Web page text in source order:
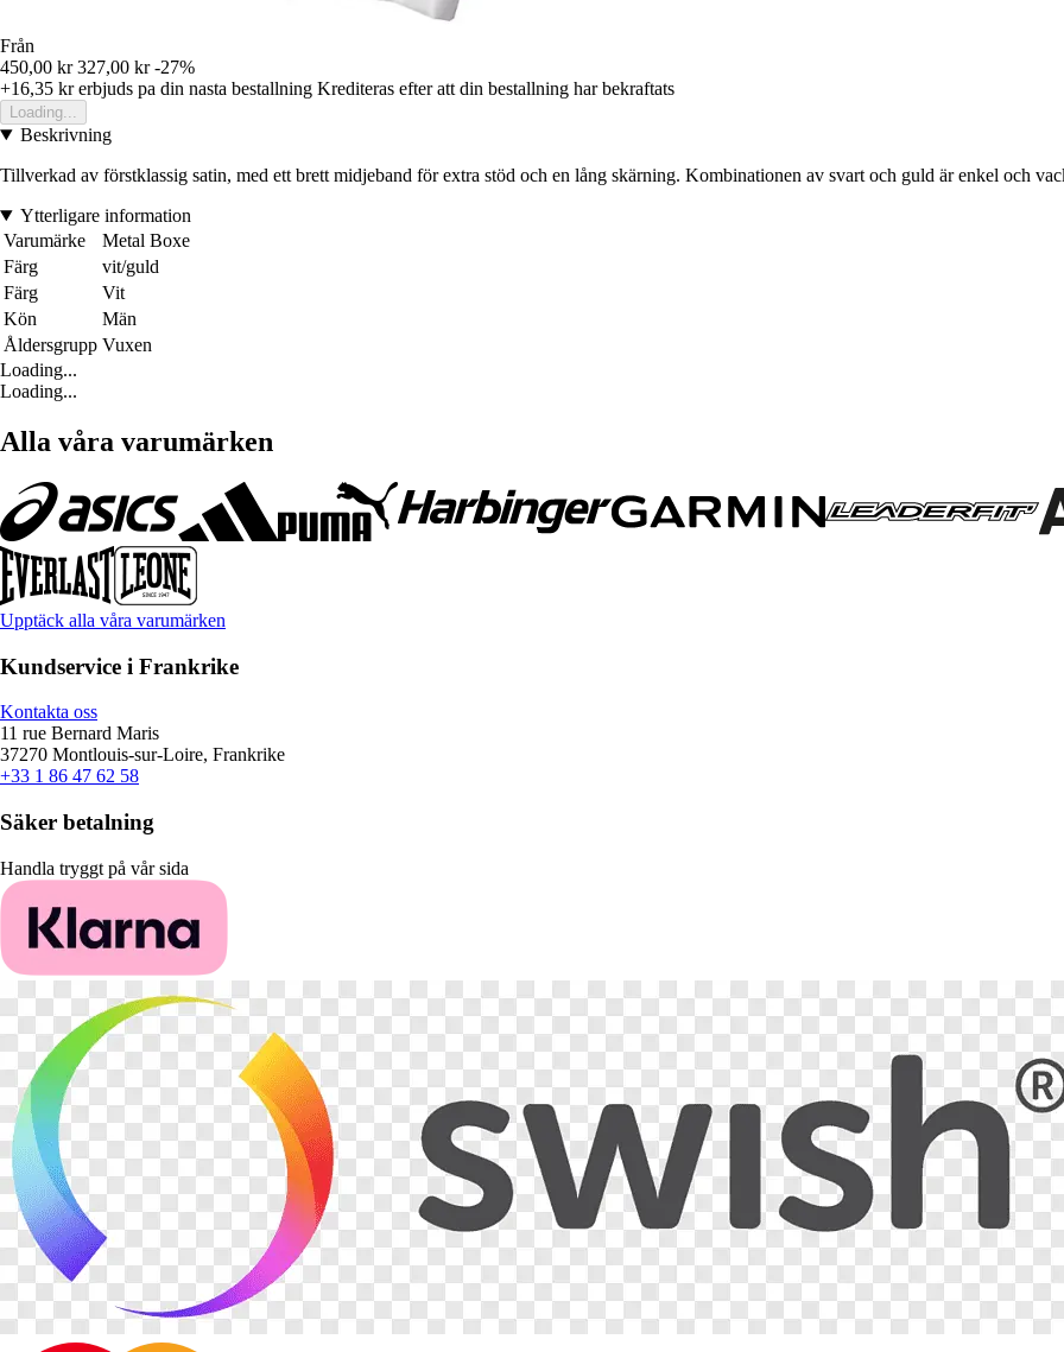
Från
450,00 kr 327,00 kr -27%
+16,35 krerbjuds pa din nasta bestallning Krediteras efter att din bestallning har bekraftats
Loading...
Beskrivning
Tillverkad av förstklassig satin, med ett brett midjeband för extra stöd och en lång skärning. Kombinationen av svart och guld är enkel och
Ytterligare information
Varumärke
Metal Boxe
Färg
vit/guld
Färg
Vit
Kön
Män
Åldersgrupp Vuxen
Loading...
Loading...
Alla våra varumärken
Upptäck alla våra varumärken
Kundservice i Frankrike
Kontakta oss
11 rue Bernard Maris
37270 Montlouis-sur-Loire, Frankrike
+33 1 86 47 62 58
Säker betalning
Handla tryggt på vår sida